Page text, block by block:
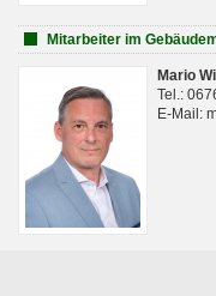
Mitarbeiter im
Mario
Tel.:
E-Mail: